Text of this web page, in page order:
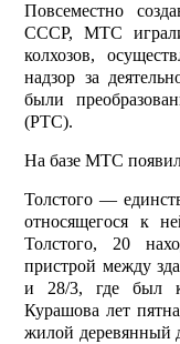
Повсеместно
СССР, МТС играли
колхозов,
надзор за
были
(РТС).
На базе МТС
Толстого —
относящегося к
Толстого, 20
пристрой между
и 28/3, где был
Курашова лет
жилой деревянный